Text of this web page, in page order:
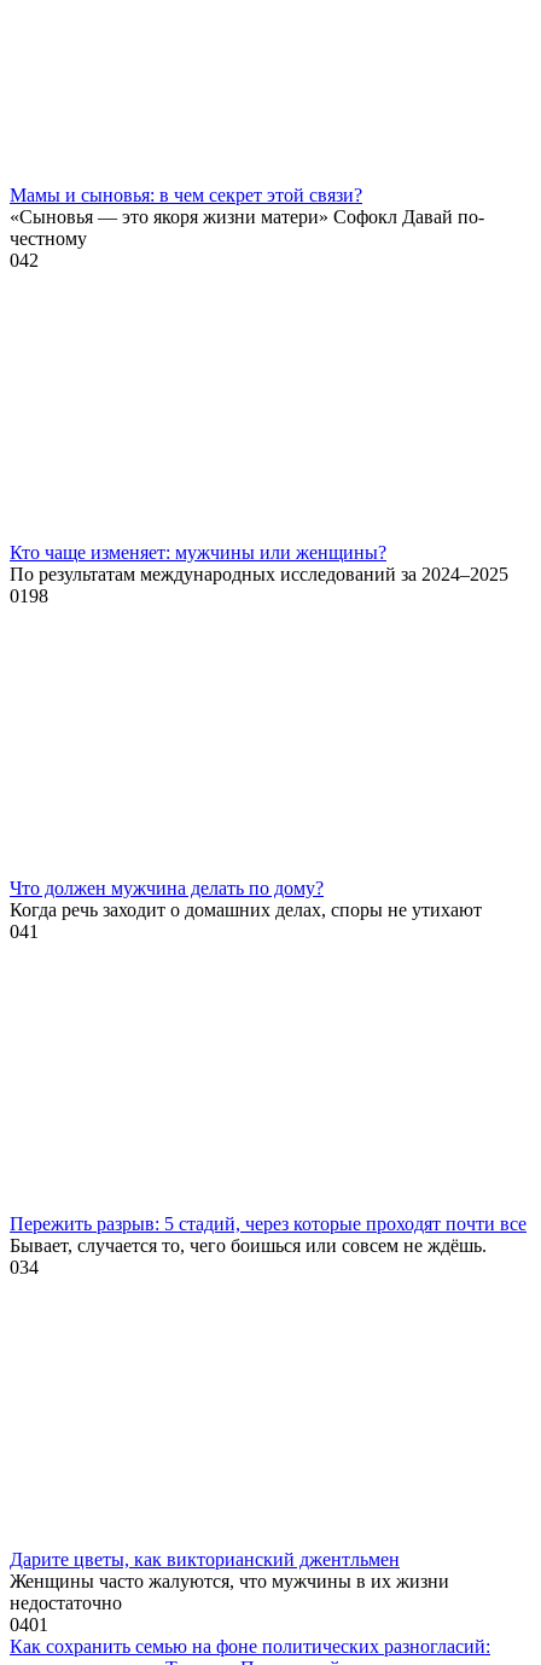
Мамы и сыновья: в чем секрет этой связи?
«Сыновья — это якоря жизни матери» Софокл Давай по-
честному
042
Кто чаще изменяет: мужчины или женщины?
По результатам международных исследований за 2024–2025
0198
Что должен мужчина делать по дому?
Когда речь заходит о домашних делах, споры не утихают
041
Пережить разрыв: 5 стадий, через которые проходят почти все
Бывает, случается то, чего боишься или совсем не ждёшь.
034
Дарите цветы, как викторианский джентльмен
Женщины часто жалуются, что мужчины в их жизни
недостаточно
0401
Как сохранить семью на фоне политических разногласий: